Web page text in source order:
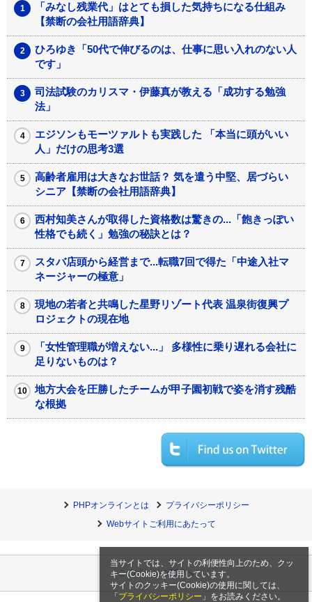
当サイトでは、サイトの利便性向上のため、クッ
キー(Cookie)を使用しています。
サイトのクッキー(Cookie)の使用に関しては、
「 プライバシーポリシー 」をお読みください。
「みなし残業代」はとても損した気持ちになる仕組み
【禁断の会社用語辞典】
ひろゆき「50代で伸びるのは、仕事に思い入れのない人
です」
司法試験のカリスマ・伊藤真が教える「成功する勉強
法」
エジソンもモーツァルトも実践した 「本当に頭がいい
人」だけの思考3選
高齢者雇用は大きなお世話？ 気を遣う中堅、居づらい
シニア【禁断の会社用語辞典】
西村知美さんが取得した資格数は驚きの...「飽きっぽい
性格でも続く」勉強の秘訣とは？
スタバ店頭から経営まで...転職7回で得た「中途入社マ
ネージャーの極意」
現地の若者と共鳴した星野リゾート代表 温泉街復興プ
ロジェクトの現在地
「女性管理職が増えない...」 多様性に乗り遅れる会社に
足りないものは？
地方大会を圧勝したチームが甲子園初戦で姿を消す残酷
な根拠
PHPオンラインとは
プライバシーポリシー
Webサイトご利用にあたって
このページのTOPへ